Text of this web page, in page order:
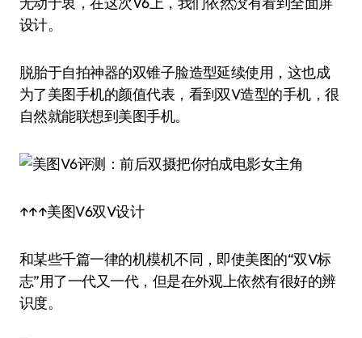
设计。
脱胎于自拍神器的双锥子脸造型延续使用，这也成
为了美图手机的颜值代表，看到双V造型的手机，很
自然就能联想到美图手机。
↑↑↑美图V6双V设计
和某些千篇一律的机模机不同，即使美图的“双V标
志”用了一代又一代，但是在外观上依然有很好的辨
识度。